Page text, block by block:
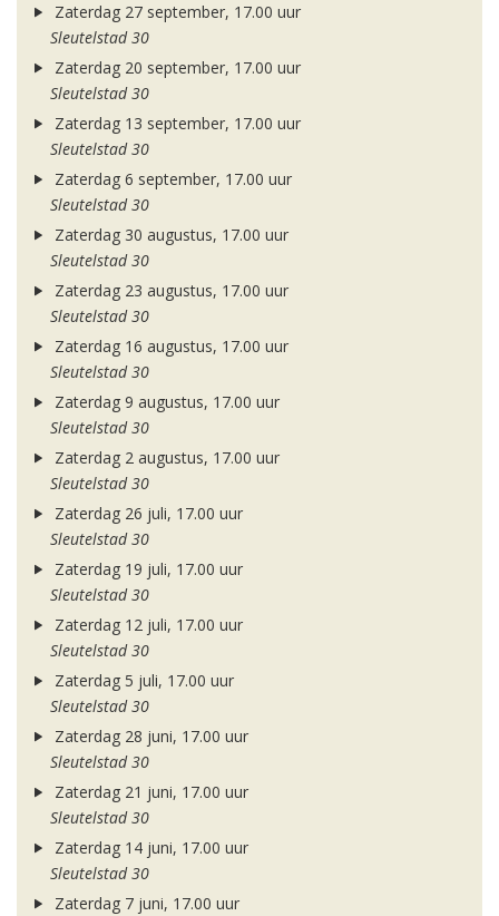
Zaterdag 27 september, 17.00 uur
Sleutelstad 30
Zaterdag 20 september, 17.00 uur
Sleutelstad 30
Zaterdag 13 september, 17.00 uur
Sleutelstad 30
Zaterdag 6 september, 17.00 uur
Sleutelstad 30
Zaterdag 30 augustus, 17.00 uur
Sleutelstad 30
Zaterdag 23 augustus, 17.00 uur
Sleutelstad 30
Zaterdag 16 augustus, 17.00 uur
Sleutelstad 30
Zaterdag 9 augustus, 17.00 uur
Sleutelstad 30
Zaterdag 2 augustus, 17.00 uur
Sleutelstad 30
Zaterdag 26 juli, 17.00 uur
Sleutelstad 30
Zaterdag 19 juli, 17.00 uur
Sleutelstad 30
Zaterdag 12 juli, 17.00 uur
Sleutelstad 30
Zaterdag 5 juli, 17.00 uur
Sleutelstad 30
Zaterdag 28 juni, 17.00 uur
Sleutelstad 30
Zaterdag 21 juni, 17.00 uur
Sleutelstad 30
Zaterdag 14 juni, 17.00 uur
Sleutelstad 30
Zaterdag 7 juni, 17.00 uur